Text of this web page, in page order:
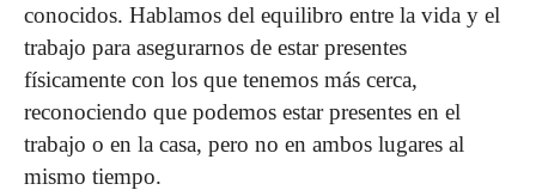
conocidos. Hablamos del equilibro entre la vida y el
trabajo para asegurarnos de estar presentes
físicamente con los que tenemos más cerca,
reconociendo que podemos estar presentes en el
trabajo o en la casa, pero no en ambos lugares al
mismo tiempo.